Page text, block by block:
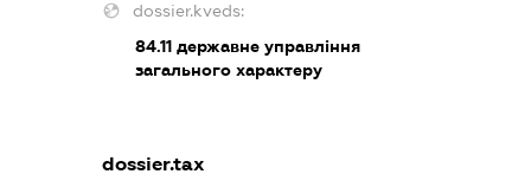
dossier.kveds:
84.11державне управління
загального характеру
dossier.tax